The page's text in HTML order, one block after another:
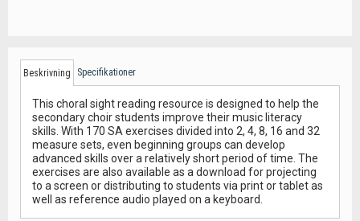
Beskrivning Specifikationer
This choral sight reading resource is designed to help the
secondary choir students improve their music literacy
skills. With 170 SA exercises divided into 2, 4, 8, 16 and 32
measure sets, even beginning groups can develop
advanced skills over a relatively short period of time. The
exercises are also available as a download for projecting
to a screen or distributing to students via print or tablet as
well as reference audio played on a keyboard.